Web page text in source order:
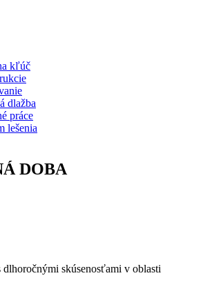
kľúč
dlažba
práce
lešenia
DOBA
dlhoročnými skúsenosťami v oblasti